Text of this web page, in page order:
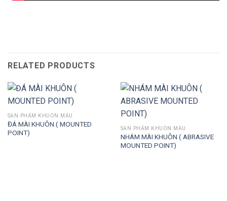
RELATED PRODUCTS
SẢN PHẨM KHUÔN MẪU
ĐÁ MÀI KHUÔN ( MOUNTED
POINT)
SẢN PHẨM KHUÔN MẪU
NHÁM MÀI KHUÔN ( ABRASIVE
MOUNTED POINT)